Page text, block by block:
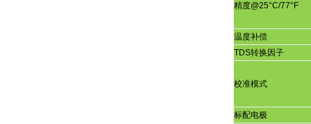
精度@25°C/77°F
温度补偿
TDS转换因子
校准模式
标配电极